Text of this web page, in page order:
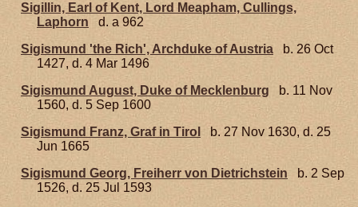
Sigillin, Earl of Kent, Lord Meapham, Cullings,
Laphorn
d. a 962
Sigismund 'the Rich', Archduke of Austria
b. 26 Oct
1427, d. 4 Mar 1496
Sigismund August, Duke of Mecklenburg
b. 11 Nov
1560, d. 5 Sep 1600
Sigismund Franz, Graf in Tirol
b. 27 Nov 1630, d. 25
Jun 1665
Sigismund Georg, Freiherr von Dietrichstein
b. 2 Sep
1526, d. 25 Jul 1593